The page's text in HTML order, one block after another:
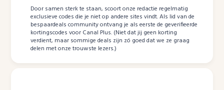
Door samen sterk te staan, scoort onze redactie regelmatig
exclusieve codes die je niet op andere sites vindt. Als lid van de
bespaardeals community ontvang je als eerste de geverifieerde
kortingscodes voor Canal Plus. (Niet dat jij geen korting
verdient, maar sommige deals zijn zó goed dat we ze graag
delen met onze trouwste lezers.)